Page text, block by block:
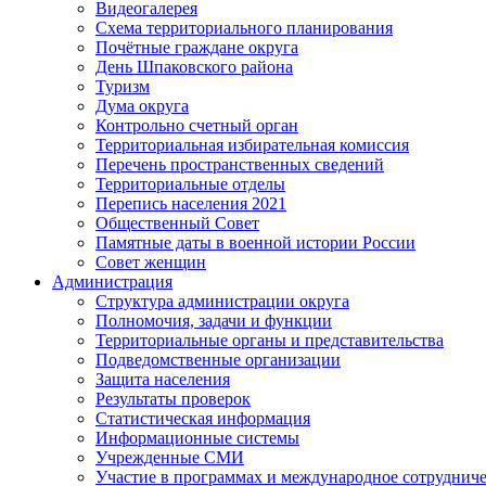
Видеогалерея
Схема территориального планирования
Почётные граждане округа
День Шпаковского района
Туризм
Дума округа
Контрольно счетный орган
Территориальная избирательная комиссия
Перечень пространственных сведений
Территориальные отделы
Перепись населения 2021
Общественный Совет
Памятные даты в военной истории России
Совет женщин
Администрация
Структура администрации округа
Полномочия, задачи и функции
Территориальные органы и представительства
Подведомственные организации
Защита населения
Результаты проверок
Статистическая информация
Информационные системы
Учрежденные СМИ
Участие в программах и международное